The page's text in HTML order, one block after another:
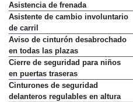
Asistencia de frenada
Asistente de cambio involuntario
de carril
Aviso de cinturón desabrochado
en todas las plazas
Cierre de seguridad para niños
en puertas traseras
Cinturones de seguridad
delanteros regulables en altura